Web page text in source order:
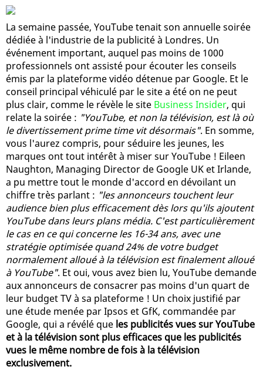
La semaine passée, YouTube tenait son annuelle soirée
dédiée à l'industrie de la publicité à Londres. Un
événement important, auquel pas moins de 1000
professionnels ont assisté pour écouter les conseils
émis par la plateforme vidéo détenue par Google. Et le
conseil principal véhiculé par le site a été on ne peut
plus clair, comme le révèle le site Business Insider, qui
relate la soirée : "YouTube, et non la télévision, est là où
le divertissement prime time vit désormais". En somme,
vous l'aurez compris, pour séduire les jeunes, les
marques ont tout intérêt à miser sur YouTube ! Eileen
Naughton, Managing Director de Google UK et Irlande,
a pu mettre tout le monde d'accord en dévoilant un
chiffre très parlant : "les annonceurs touchent leur
audience bien plus efficacement dès lors qu'ils ajoutent
YouTube dans leurs plans média. C'est particulièrement
le cas en ce qui concerne les 16-34 ans, avec une
stratégie optimisée quand 24% de votre budget
normalement alloué à la télévision est finalement alloué
à YouTube". Et oui, vous avez bien lu, YouTube demande
aux annonceurs de consacrer pas moins d'un quart de
leur budget TV à sa plateforme ! Un choix justifié par
une étude menée par Ipsos et GfK, commandée par
Google, qui a révélé que les publicités vues sur YouTube
et à la télévision sont plus efficaces que les publicités
vues le même nombre de fois à la télévision
exclusivement.